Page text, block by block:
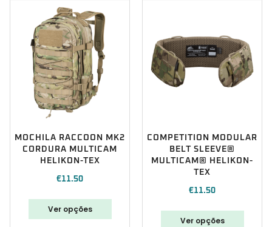
MOCHILA RACCOON MK2
CORDURA MULTICAM
HELIKON-TEX
€11.50
Ver opções
COMPETITION MODULAR
BELT SLEEVE®
MULTICAM® HELIKON-
TEX
€11.50
Ver opções